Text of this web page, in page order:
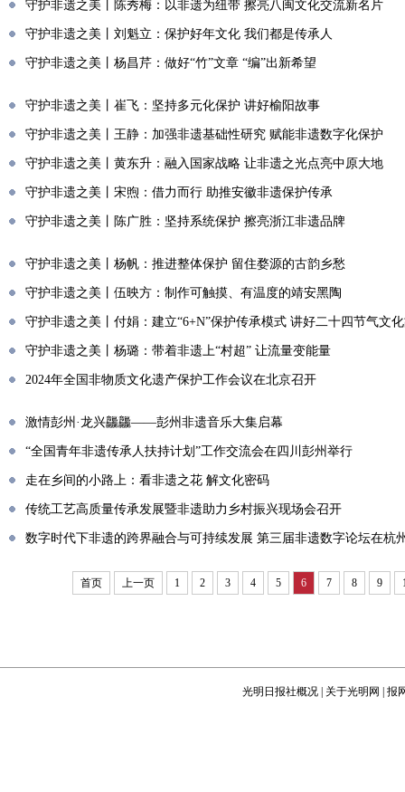
守护非遗之美丨陈秀梅：以非遗为纽带 擦亮八闽文化交流新名片
守护非遗之美丨刘魁立：保护好年文化 我们都是传承人
守护非遗之美丨杨昌芹：做好“竹”文章 “编”出新希望
守护非遗之美丨崔飞：坚持多元化保护 讲好榆阳故事
守护非遗之美丨王静：加强非遗基础性研究 赋能非遗数字化保护
守护非遗之美丨黄东升：融入国家战略 让非遗之光点亮中原大地
守护非遗之美丨宋煦：借力而行 助推安徽非遗保护传承
守护非遗之美丨陈广胜：坚持系统保护 擦亮浙江非遗品牌
守护非遗之美丨杨帆：推进整体保护 留住婺源的古韵乡愁
守护非遗之美丨伍映方：制作可触摸、有温度的靖安黑陶
守护非遗之美丨付娟：建立“6+N”保护传承模式 讲好二十四节气文
守护非遗之美丨杨璐：带着非遗上“村超” 让流量变能量
2024年全国非物质文化遗产保护工作会议在北京召开
激情彭州·龙兴龘龘——彭州非遗音乐大集启幕
“全国青年非遗传承人扶持计划”工作交流会在四川彭州举行
走在乡间的小路上：看非遗之花 解文化密码
传统工艺高质量传承发展暨非遗助力乡村振兴现场会召开
数字时代下非遗的跨界融合与可持续发展 第三届非遗数字论坛在杭
首页 上一页 1 2 3 4 5 6 7 8 9
光明日报社概况 关于光明网 报